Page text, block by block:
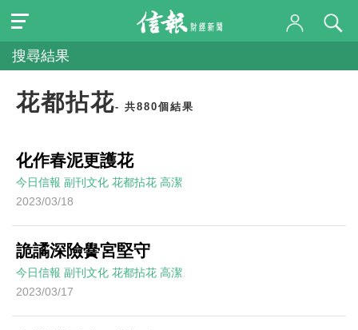
搜尋結果
花都拈花- 共880個結果
化作春泥更護花
今日信報 副刊文化 花都拈花 高潔
2023/03/18
詭譎深險黌宮堅守
今日信報 副刊文化 花都拈花 高潔
2023/03/17